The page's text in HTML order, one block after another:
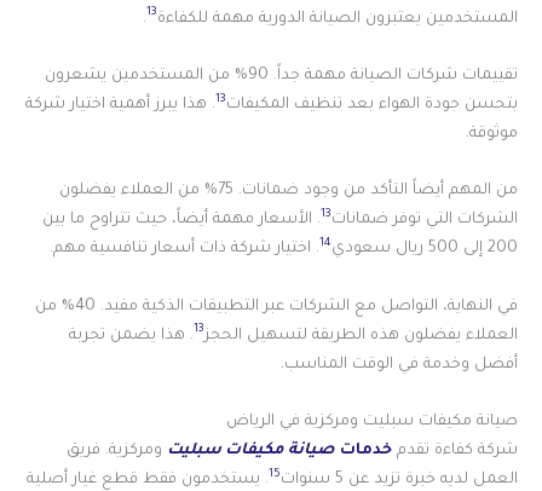
المستخدمين يعتبرون الصيانة الدورية مهمة للكفاءة13
.
تقييمات شركات الصيانة مهمة جداً. 90% من المستخدمين يشعرون
بتحسن جودة الهواء بعد تنظيف المكيفات13. هذا يبرز أهمية اختيار شركة
موثوقة.
من المهم أيضاً التأكد من وجود ضمانات. 75% من العملاء يفضلون
الشركات التي توفر ضمانات13. الأسعار مهمة أيضاً، حيث تتراوح ما بين
200 إلى 500 ريال سعودي
14. اختيار شركة ذات أسعار تنافسية مهم.
في النهاية، التواصل مع الشركات عبر التطبيقات الذكية مفيد. 40% من
العملاء يفضلون هذه الطريقة لتسهيل الحجز 13. هذا يضمن تجربة
أفضل وخدمة في الوقت المناسب.
صيانة مكيفات سبليت ومركزية في الرياض
شركة كفاءة تقدم خدمات صيانة مكيفات سبليت ومركزية. فريق
العمل لديه خبرة تزيد عن 5 سنوات
15. يستخدمون فقط قطع غيار أصلية